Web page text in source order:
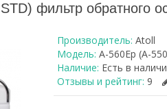
фильтр обратного
Производитель: Atoll
Модель: A-560Ep (A-
Наличие: Есть в
Отзывы и рейтинг: 9